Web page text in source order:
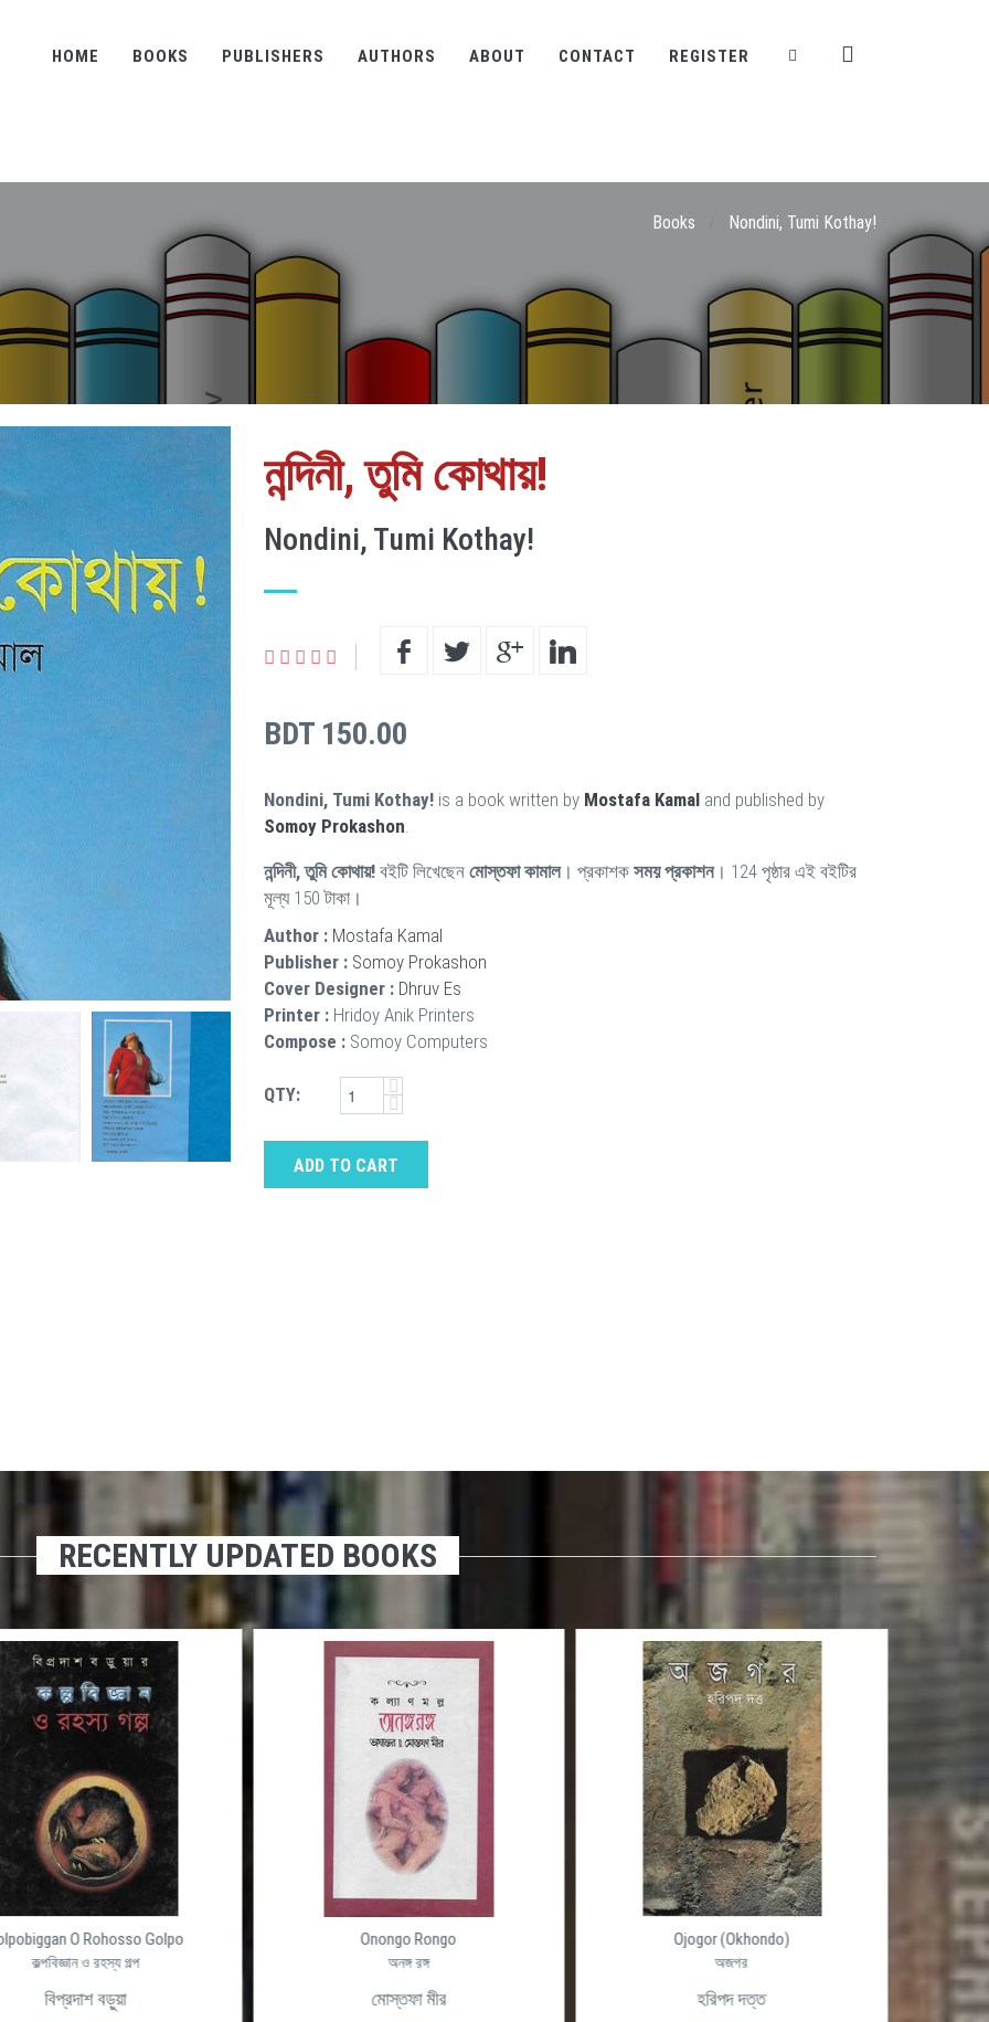
HOME BOOKS PUBLISHERS AUTHORS ABOUT CONTACT REGISTER
Books Nondini, Tumi Kothay!
নন্দিনী, তুমি কোথায়!
Nondini, Tumi Kothay!
BDT 150.00
Nondini, Tumi Kothay! is a book written by Mostafa Kamal and published by
Somoy Prokashon.
নন্দিনী, তুমি কোথায়! বইটি লিখেছেন মোস্তফা কামাল। প্রকাশক সময় প্রকাশন। 124 পৃষ্ঠার এই বইটির
মূল্য 150 টাকা।
Author : Mostafa Kamal
Publisher : Somoy Prokashon
Cover Designer : Dhruv Es
Printer : Hridoy Anik Printers
Compose : Somoy Computers
QTY:
ADD TO CART
RECENTLY UPDATED BOOKS
O Rohosso Golpo
কল্পবিজ্ঞান ও রহস্য গল্প
বিপ্রদাশ বড়ুয়া
Onongo Rongo
অনঙ্গ রঙ্গ
মোস্তফা মীর
Ojogor (Okhondo)
অজগর
হরিপদ দত্ত